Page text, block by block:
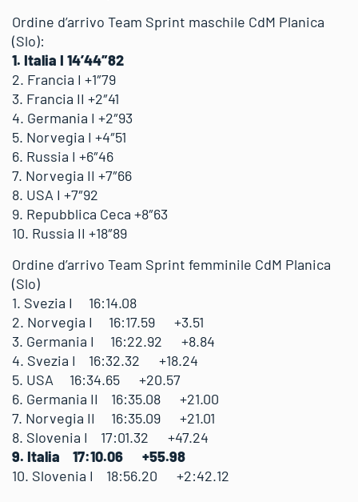
Ordine d’arrivo Team Sprint maschile CdM Planica
(Slo):
1. Italia I 14’44″82
2. Francia I +1″79
3. Francia II +2″41
4. Germania I +2″93
5. Norvegia I +4″51
6. Russia I +6″46
7. Norvegia II +7″66
8. USA I +7″92
9. Repubblica Ceca +8″63
10. Russia II +18″89
Ordine d’arrivo Team Sprint femminile CdM Planica
(Slo)
1. Svezia I 16:14.08
2. Norvegia I 16:17.59 +3.51
3. Germania I 16:22.92 +8.84
4. Svezia I 16:32.32 +18.24
5. USA 16:34.65 +20.57
6. Germania II 16:35.08 +21.00
7. Norvegia II 16:35.09 +21.01
8. Slovenia I 17:01.32 +47.24
9. Italia 17:10.06 +55.98
10. Slovenia I 18:56.20 +2:42.12